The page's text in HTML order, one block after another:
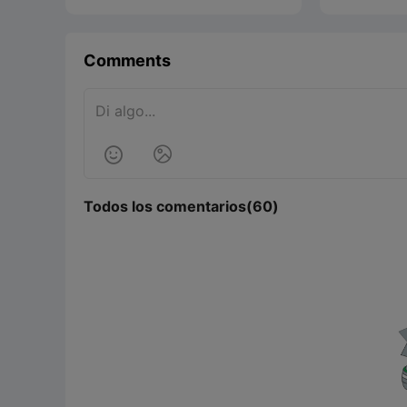
descarga
todo lo
una
Comments
 
Todos los comentarios(60)